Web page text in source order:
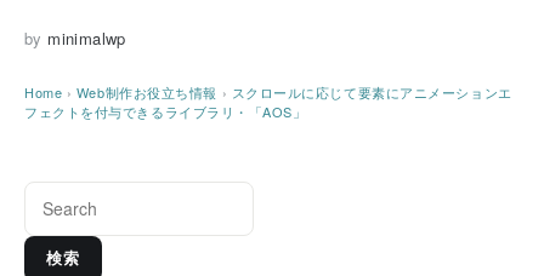
by minimalwp
Home › Web制作お役立ち情報 › スクロールに応じて要素にアニメーションエ
フェクトを付与できるライブラリ・「AOS」
検索